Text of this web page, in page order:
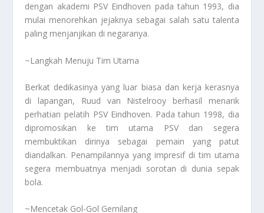
dengan akademi PSV Eindhoven pada tahun 1993, dia
mulai menorehkan jejaknya sebagai salah satu talenta
paling menjanjikan di negaranya.
~Langkah Menuju Tim Utama
Berkat dedikasinya yang luar biasa dan kerja kerasnya
di lapangan, Ruud van Nistelrooy berhasil menarik
perhatian pelatih PSV Eindhoven. Pada tahun 1998, dia
dipromosikan ke tim utama PSV dan segera
membuktikan dirinya sebagai pemain yang patut
diandalkan. Penampilannya yang impresif di tim utama
segera membuatnya menjadi sorotan di dunia sepak
bola.
~Mencetak Gol-Gol Gemilang